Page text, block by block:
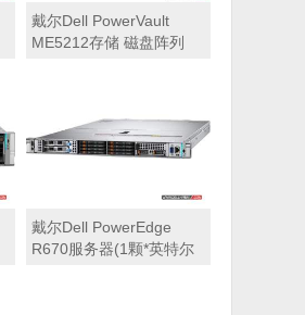
戴尔Dell PowerVault
ME5212存储 磁盘阵列
戴尔Dell PowerEdge
R670服务器(1颗*英特尔